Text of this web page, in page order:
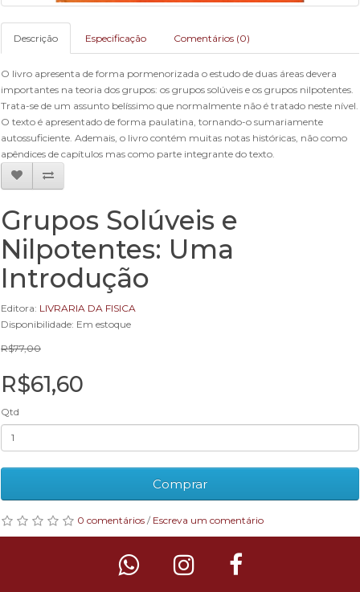
Descrição Especificação Comentários (0)
O livro apresenta de forma pormenorizada o estudo de duas áreas devera
importantes na teoria dos grupos: os grupos solúveis e os grupos nilpotentes.
Trata-se de um assunto belíssimo que normalmente não é tratado neste nível.
O texto é apresentado de forma paulatina, tornando-o sumariamente
autossuficiente. Ademais, o livro contém muitas notas históricas, não como
apêndices de capítulos mas como parte integrante do texto.
Grupos Solúveis e
Nilpotentes: Uma
Introdução
Editora: LIVRARIA DA FISICA
Disponibilidade: Em estoque
R$77,00
R$61,60
Qtd
Comprar
0 comentários / Escreva um comentário